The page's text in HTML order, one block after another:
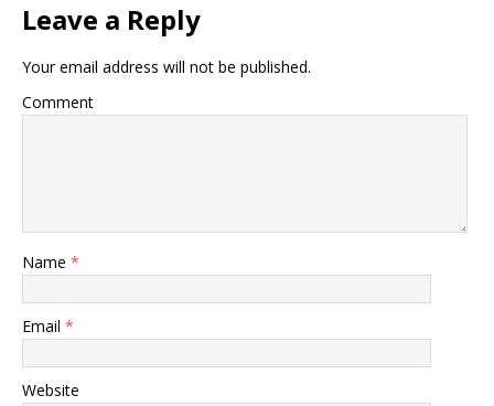
Leave a Reply
Your email address will not be published.
Comment
Name *
Email *
Website